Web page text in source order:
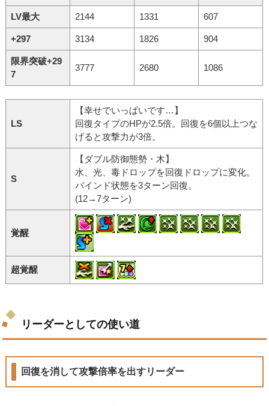
LV最大 2144 1331 607
+297 3134 1826 904
限界突破+29
7
3777 2680 1086
LS
【幸せでいっぱいです…】
回復タイプのHPが2.5倍。回復を6個以上つな
げると攻撃力が3倍。
S
【ダブル防御態勢・木】
水、光、毒ドロップを回復ドロップに変化。
バインド状態を3ターン回復。
(12→7ターン)
覚醒
超覚醒
リーダーとしての使い道
回復を消して攻撃倍率を出すリーダー